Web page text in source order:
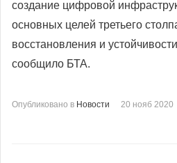
создание цифровой
основных целей третьего
восстановления и
сообщило БТА.
Опубликовано в Новости 20 нояб 2020